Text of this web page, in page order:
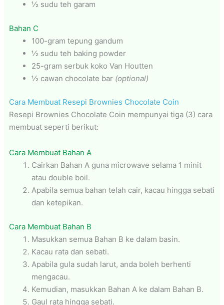
½ sudu teh garam
Bahan C
100-gram tepung gandum
½ sudu teh baking powder
25-gram serbuk koko Van Houtten
½ cawan chocolate bar (optional)
Cara Membuat Resepi Brownies Chocolate Coin
Resepi Brownies Chocolate Coin mempunyai tiga (3) cara
membuat seperti berikut:
Cara Membuat Bahan A
Cairkan Bahan A guna microwave selama 1 minit
atau double boil.
Apabila semua bahan telah cair, kacau hingga sebati
dan ketepikan.
Cara Membuat Bahan B
Masukkan semua Bahan B ke dalam basin.
Kacau rata dan sebati.
Apabila gula sudah larut, anda boleh berhenti
mengacau.
Kemudian, masukkan Bahan A ke dalam Bahan B.
Gaul rata hingga sebati.